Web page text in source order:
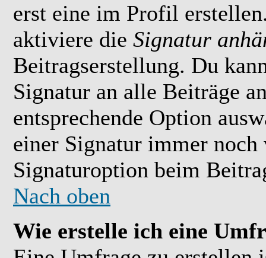
erst eine im Profil
aktiviere die Signatur
Beitragserstellung. Du
Signatur an alle Beiträge
entsprechende Option
einer Signatur immer
Signaturoption beim
Nach oben
Wie erstelle ich eine